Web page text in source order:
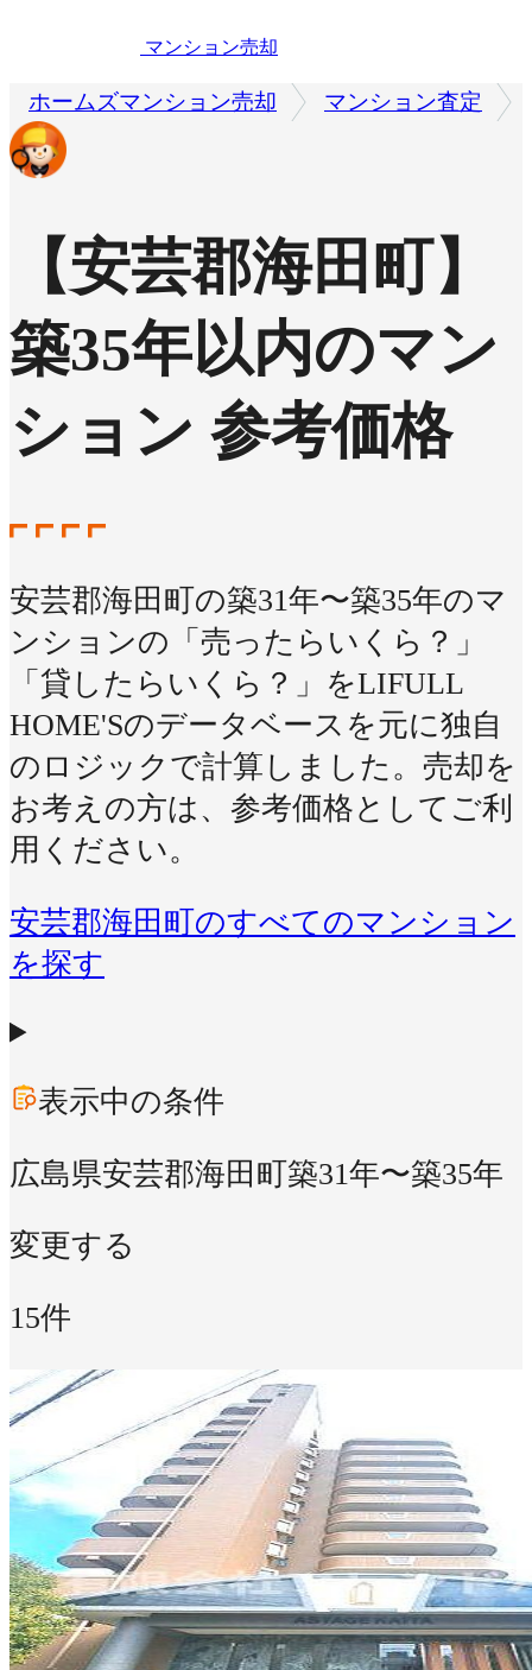
マンション売却
ホームズマンション売却 マンション査定
【安芸郡海田町】
築35年以内のマン
ション 参考価格
安芸郡海田町の築31年〜築35年のマ
ンションの「売ったらいくら？」
「貸したらいくら？」をLIFULL
HOME'Sのデータベースを元に独自
のロジックで計算しました。売却を
お考えの方は、参考価格としてご利
用ください。
安芸郡海田町のすべてのマンション
を探す
表示中の条件
広島県安芸郡海田町築31年〜築35年
変更する
15件